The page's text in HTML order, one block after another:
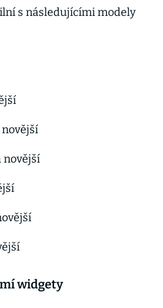
s následujícími modely
novější
widgety